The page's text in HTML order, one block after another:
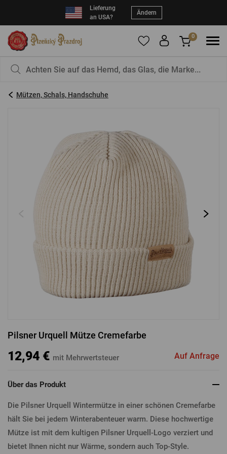
Lieferung
an USA?
Ändern
registrieren Sie sich
bitte.
EINLOGGEN
Vergessenes Passwort Neue Registrierung
ANMELDUNG ÜBER FACEBOOK
0
schade?
Mützen, Schals, Handschuhe
Pilsner Urquell Mütze Cremefarbe
12,94 € mit Mehrwertsteuer Auf Anfrage
Über das Produkt
Die Pilsner Urquell Wintermütze in einer schönen Cremefarbe
hält Sie bei jedem Winterabenteuer warm. Diese hochwertige
Mütze ist mit dem kultigen Pilsner Urquell-Logo verziert und
bietet Ihnen nicht nur Wärme, sondern auch Top-Style.